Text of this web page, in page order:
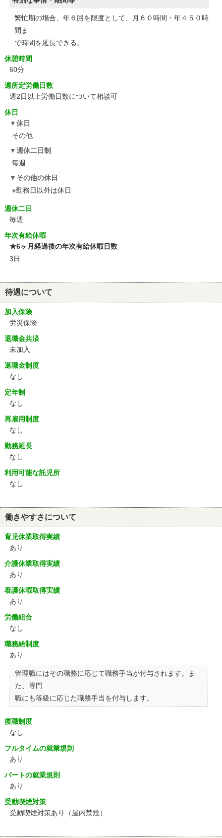
繁忙期の場合、年６回を限度として、月６０時間・年４５０時
間ま
で時間を延長できる。
休憩時間
60分
週所定労働日数
週2日以上労働日数について相談可
休日
休日
その他
週休二日制
毎週
その他の休日
※勤務日以外は休日
週休二日
毎週
年次有給休暇
★6ヶ月経過後の年次有給休暇日数
3日
待遇について
加入保険
労災保険
退職金共済
未加入
退職金制度
なし
定年制
なし
再雇用制度
なし
勤務延長
なし
利用可能な託児所
なし
働きやすさについて
育児休業取得実績
あり
介護休業取得実績
あり
看護休暇取得実績
あり
労働組合
なし
職務給制度
あり
管理職にはその職務に応じて職務手当が付与されます。ま
た、専門
職にも等級に応じた職務手当を付与します。
復職制度
なし
フルタイムの就業規則
あり
パートの就業規則
あり
受動喫煙対策
受動喫煙対策あり（屋内禁煙）